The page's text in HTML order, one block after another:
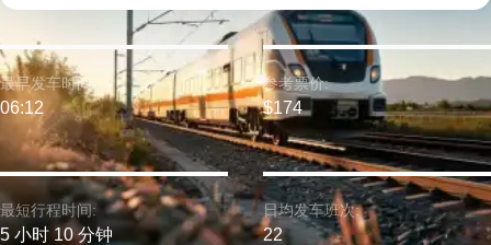
最短行程时间:
5 小时 10 分钟
最早发车时间:
06:12
参考票价:
$174
日均发车班次:
22